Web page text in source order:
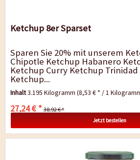
Ketchup 8er Sparset
Sparen Sie 20% mit unserem
Chipotle Ketchup Habanero
Ketchup Curry Ketchup
Ketchup...
Inhalt3.195 Kilogramm(8,53 € * / 1
27,24 € * 38,92 € *
Jetzt bestellen